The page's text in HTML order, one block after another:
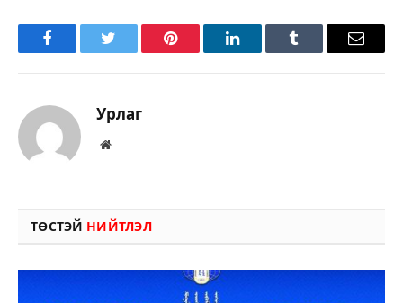
FacebookTwitter Pinterest LinkedInTumblr Имэйл
Урлаг
Вэбсайт
ТӨСТЭЙ НИЙТЛЭЛ